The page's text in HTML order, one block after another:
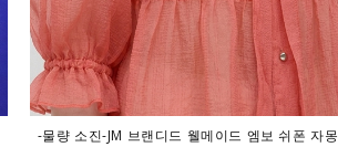
-물량 소진-JM 브랜디드 웰메이드 엠보 쉬폰 자몽